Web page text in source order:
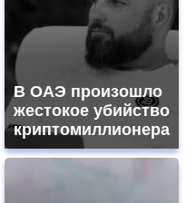
В ОАЭ произошло
жестокое убийство
криптомиллионера